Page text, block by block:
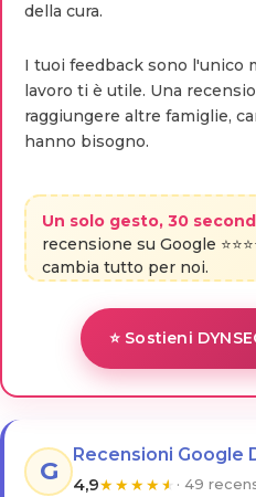
della cura.
I tuoi feedback sono l'unico
lavoro ti è utile. Una
raggiungere altre famiglie,
hanno bisogno.
Un solo gesto, 30
recensione su Google
cambia tutto per noi.
⭐ Sostieni
G
Recensioni Google
4,9★★★★★ · 49